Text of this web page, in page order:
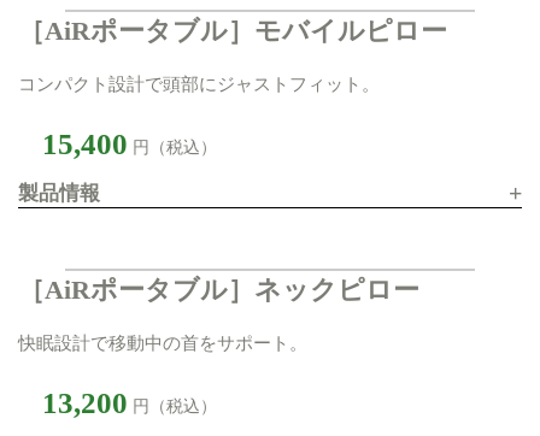
［AiRポータブル］モバイルピロー
コンパクト設計で頭部にジャストフィット。
15,400 円（税込）
製品情報 +
［AiRポータブル］ネックピロー
快眠設計で移動中の首をサポート。
13,200 円（税込）